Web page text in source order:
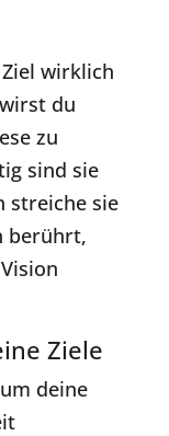
wirklich
du
zu
sind sie
streiche sie
berührt,
Ziele
deine